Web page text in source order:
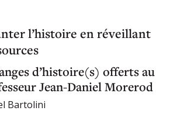
l’histoire en réveillant
d’histoire(s) offerts au
Jean-Daniel Morerod
Bartolini